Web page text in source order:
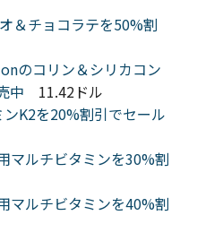
＆チョコラテを50%割
のコリン＆シリカコン
中 11.42ドル
K2を20%割引でセール
マルチビタミンを30%割
マルチビタミンを40%割